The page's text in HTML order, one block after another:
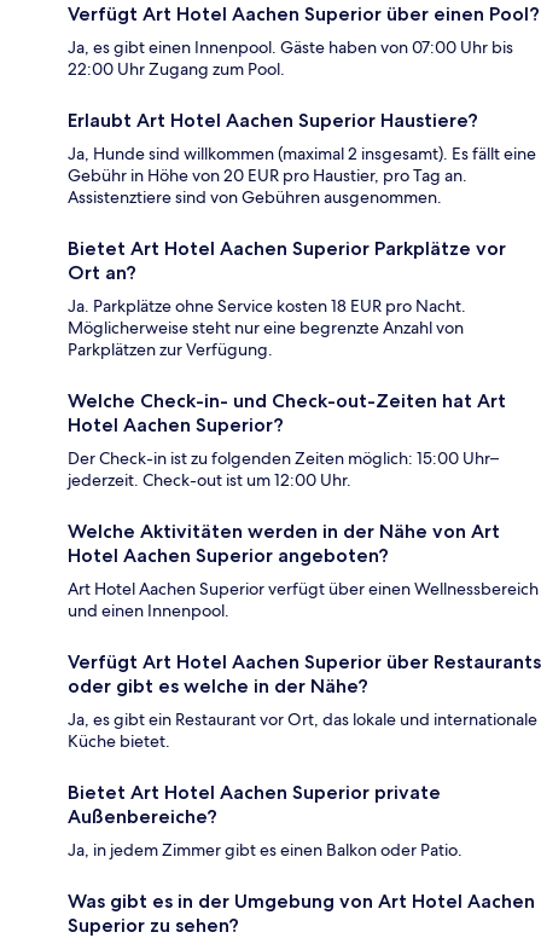
Verfügt Art Hotel Aachen Superior über einen Pool?
Ja, es gibt einen Innenpool. Gäste haben von 07:00 Uhr bis
22:00 Uhr Zugang zum Pool.
Erlaubt Art Hotel Aachen Superior Haustiere?
Ja, Hunde sind willkommen (maximal 2 insgesamt). Es fällt eine
Gebühr in Höhe von 20 EUR pro Haustier, pro Tag an.
Assistenztiere sind von Gebühren ausgenommen.
Bietet Art Hotel Aachen Superior Parkplätze vor
Ort an?
Ja. Parkplätze ohne Service kosten 18 EUR pro Nacht.
Möglicherweise steht nur eine begrenzte Anzahl von
Parkplätzen zur Verfügung.
Welche Check-in- und Check-out-Zeiten hat Art
Hotel Aachen Superior?
Der Check-in ist zu folgenden Zeiten möglich: 15:00 Uhr–
jederzeit. Check-out ist um 12:00 Uhr.
Welche Aktivitäten werden in der Nähe von Art
Hotel Aachen Superior angeboten?
Art Hotel Aachen Superior verfügt über einen Wellnessbereich
und einen Innenpool.
Verfügt Art Hotel Aachen Superior über Restaurants
oder gibt es welche in der Nähe?
Ja, es gibt ein Restaurant vor Ort, das lokale und internationale
Küche bietet.
Bietet Art Hotel Aachen Superior private
Außenbereiche?
Ja, in jedem Zimmer gibt es einen Balkon oder Patio.
Was gibt es in der Umgebung von Art Hotel Aachen
Superior zu sehen?